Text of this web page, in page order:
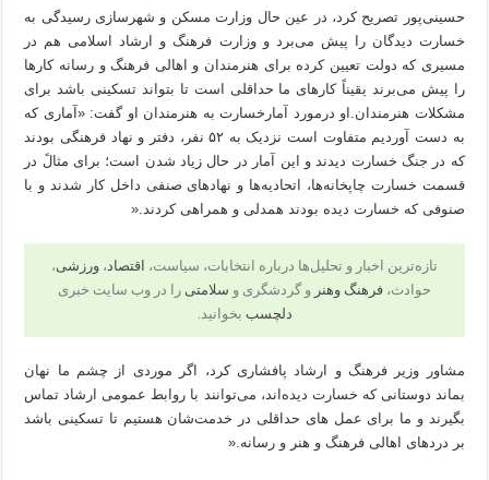
حسینی‌پور تصریح کرد، در عین حال وزارت مسکن و شهرسازی رسیدگی به
خسارت دیدگان را پیش می‌برد و وزارت فرهنگ و ارشاد اسلامی هم در
مسیری که دولت تعیین کرده برای هنرمندان و اهالی فرهنگ و رسانه کارها
را پیش می‌برند یقیناً کارهای ما حداقلی است تا بتواند تسکینی باشد برای
مشکلات هنرمندان.او درمورد آمارخسارت به هنرمندان او گفت: «آماری که
به دست آوردیم متفاوت است نزدیک به ۵۲ نفر، دفتر و نهاد فرهنگی بودند
که در جنگ خسارت دیدند و این آمار در حال زیاد شدن است؛ برای مثالً در
قسمت خسارت چاپخانه‌ها، اتحادیه‌ها و نهادهای صنفی داخل کار شدند و با
صنوفی که خسارت دیده بودند همدلی و همراهی کردند.«
تازه‌ترین اخبار و تحلیل‌ها درباره انتخابات، سیاست، اقتصاد، ورزشی،
حوادث، فرهنگ وهنر و گردشگری و سلامتی را در وب سایت خبری
دلچسب بخوانید.
مشاور وزیر فرهنگ و ارشاد پافشاری کرد، اگر موردی از چشم ما نهان
بماند دوستانی که خسارت دیده‌اند، می‌توانند با روابط عمومی ارشاد تماس
بگیرند و ما برای عمل های حداقلی در خدمت‌شان هستیم تا تسکینی باشد
بر دردهای اهالی فرهنگ و هنر و رسانه.«